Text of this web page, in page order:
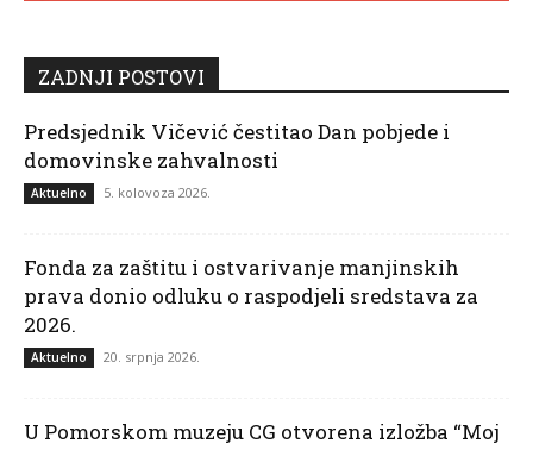
ZADNJI POSTOVI
Predsjednik Vičević čestitao Dan pobjede i
domovinske zahvalnosti
Aktuelno 5. kolovoza 2026.
Fonda za zaštitu i ostvarivanje manjinskih
prava donio odluku o raspodjeli sredstava za
2026.
Aktuelno 20. srpnja 2026.
U Pomorskom muzeju CG otvorena izložba “Moj